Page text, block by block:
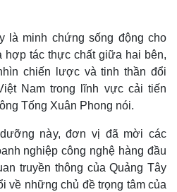
là minh chứng sống động cho
hợp tác thực chất giữa hai bên,
chiến lược và tinh thần đổi
Nam trong lĩnh vực cải tiến
Tống Xuân Phong nói.
này, đơn vị đã mời các
nghiệp công nghệ hàng đầu
truyền thông của Quảng Tây
về những chủ đề trọng tâm của